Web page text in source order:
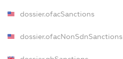
dossier.ofacSanctions
dossier.ofacNonSdnSanctions